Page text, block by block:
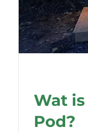
Wat
Pod?